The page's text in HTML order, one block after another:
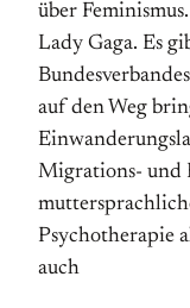
über
Lady Gaga. Es
auf den Weg
Migrations- und
Psychotherapie
auch